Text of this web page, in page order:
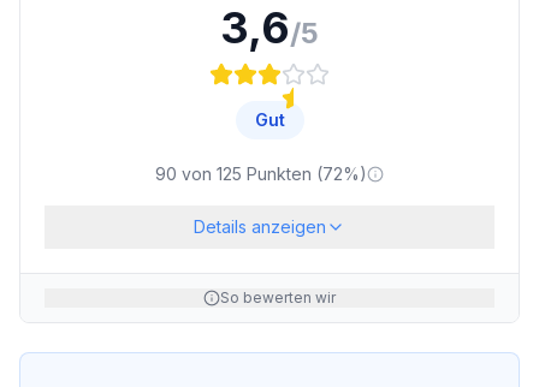
3,6/5
Gut
90 von 125 Punkten (72%)
Details anzeigen
So bewerten wir